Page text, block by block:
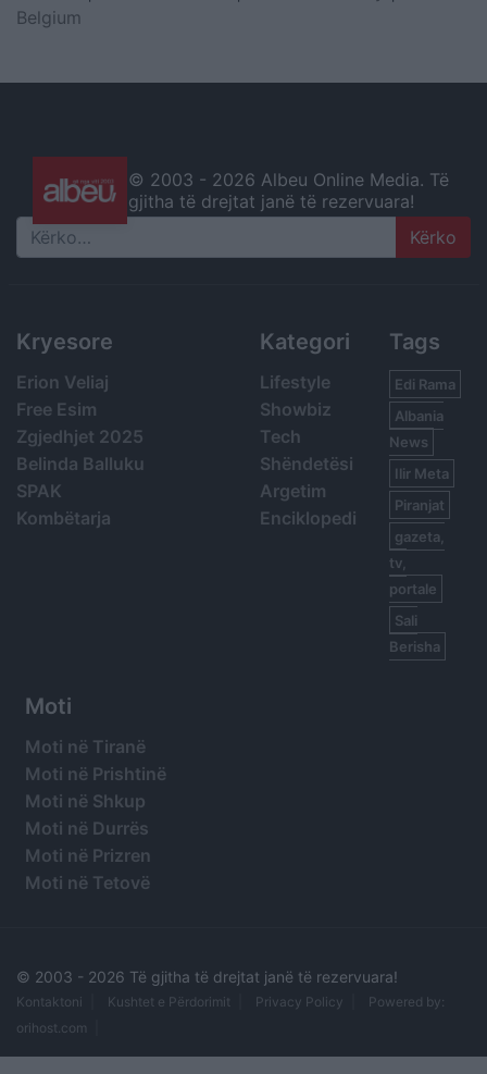
Belgium
© 2003 - 2026 Albeu Online Media. Të
gjitha të drejtat janë të rezervuara!
Search
Kryesore
Erion Veliaj
Free Esim
Zgjedhjet 2025
Belinda Balluku
SPAK
Kombëtarja
Kategori
Lifestyle
Showbiz
Tech
Shëndetësi
Argetim
Enciklopedi
Tags
Edi Rama
Albania
News
Ilir Meta
Piranjat
gazeta,
tv,
portale
Sali
Berisha
Moti
Moti në Tiranë
Moti në Prishtinë
Moti në Shkup
Moti në Durrës
Moti në Prizren
Moti në Tetovë
© 2003 - 2026 Të gjitha të drejtat janë të rezervuara!
Kontaktoni Kushtet e Përdorimit Privacy Policy
Powered by:
orihost.com